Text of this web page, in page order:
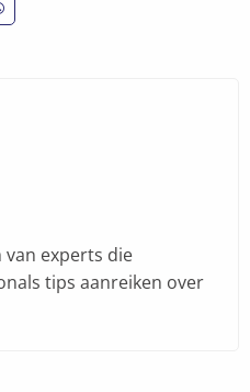
van experts die
tips aanreiken over